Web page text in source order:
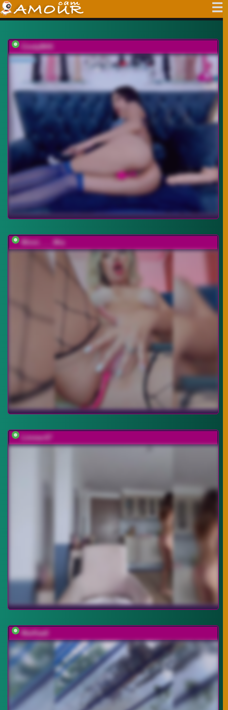
CindyBKK
Minni____Mia
Linnea-67
MarKaa0